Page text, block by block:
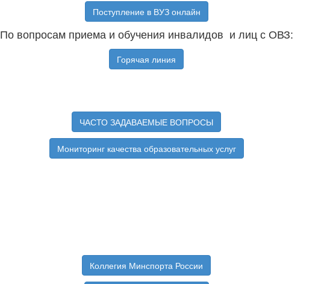
Поступление в ВУЗ онлайн
По вопросам приема и обучения инвалидов и лиц с ОВЗ:
Горячая линия
ЧАСТО ЗАДАВАЕМЫЕ ВОПРОСЫ
Мониторинг качества образовательных услуг
Коллегия Минспорта России